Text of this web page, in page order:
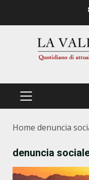
PRIMÄRES
Home denuncia
denuncia